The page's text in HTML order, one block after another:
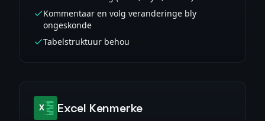
Kommentaar en volg veranderinge bly
ongeskonde
Tabelstruktuur behou
Excel Kenmerke